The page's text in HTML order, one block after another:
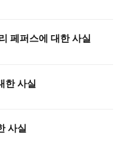
페퍼스에 대한 사실
한 사실
사실